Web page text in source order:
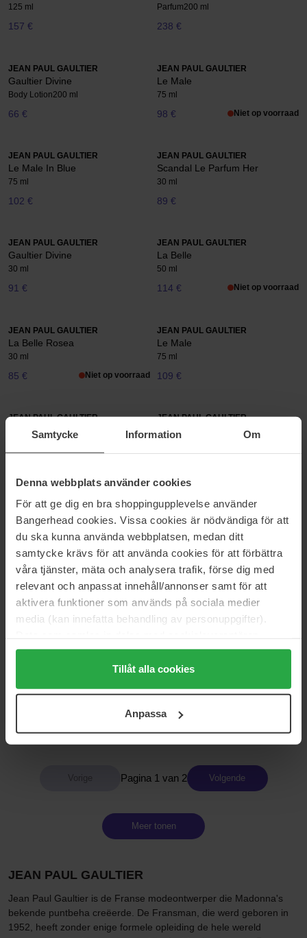
Samtycke Information Om
Denna webbplats använder cookies
För att ge dig en bra shoppingupplevelse använder
Bangerhead cookies. Vissa cookies är nödvändiga för att
du ska kunna använda webbplatsen, medan ditt
samtycke krävs för att använda cookies för att förbättra
våra tjänster, mäta och analysera trafik, förse dig med
relevant och anpassat innehåll/annonser samt för att
aktivera funktioner som används på sociala medier
media (kan innefatta behandling av personuppgifter).
Genom att trycka på "Tillåt alla cookies" accepterar du
alla cookies, medan du under "Detaljer" kan anpassa
användningen av cookies. Du kan när som helst återkalla
samt vår Integritetspolicy.
Tillåt alla cookies
Anpassa
125 ml
157 €
Parfum200 ml
238 €
JEAN PAUL GAULTIER
Gaultier Divine
Body Lotion200 ml
66 €
JEAN PAUL GAULTIER
Le Male
75 ml
98 € Niet op voorraad
JEAN PAUL GAULTIER
Le Male In Blue
75 ml
102 €
JEAN PAUL GAULTIER
Scandal Le Parfum Her
30 ml
89 €
JEAN PAUL GAULTIER
Gaultier Divine
30 ml
91 €
JEAN PAUL GAULTIER
La Belle
50 ml
114 € Niet op voorraad
JEAN PAUL GAULTIER
La Belle Rosea
30 ml
85 € Niet op voorraad
JEAN PAUL GAULTIER
Le Male
75 ml
109 €
JEAN PAUL GAULTIER
Le Male Elixir Absolu
JEAN PAUL GAULTIER
Classique Collector Xmas
JEAN PAUL GAULTIER
Classique
100 ml
142 € Niet op voorraad
JEAN PAUL GAULTIER
Le Beau
125 ml
137 € Niet op voorraad
JEAN PAUL GAULTIER
Le Beau Le
Parfum 125 ml
JEAN PAUL GAULTIER
Classique
200 ml
Gaultier Divine Elixir Refill Le Beau
Pagina 1 van 2 Volgende
Meer tonen
JEAN PAUL GAULTIER
Jean Paul Gaultier is de Franse modeontwerper die Madonna's
bekende puntbeha creëerde. De Fransman, die werd geboren in
1952, heeft zonder enige formele opleiding de hele wereld